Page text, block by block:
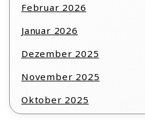
Februar 2026
Januar 2026
Dezember 2025
November 2025
Oktober 2025